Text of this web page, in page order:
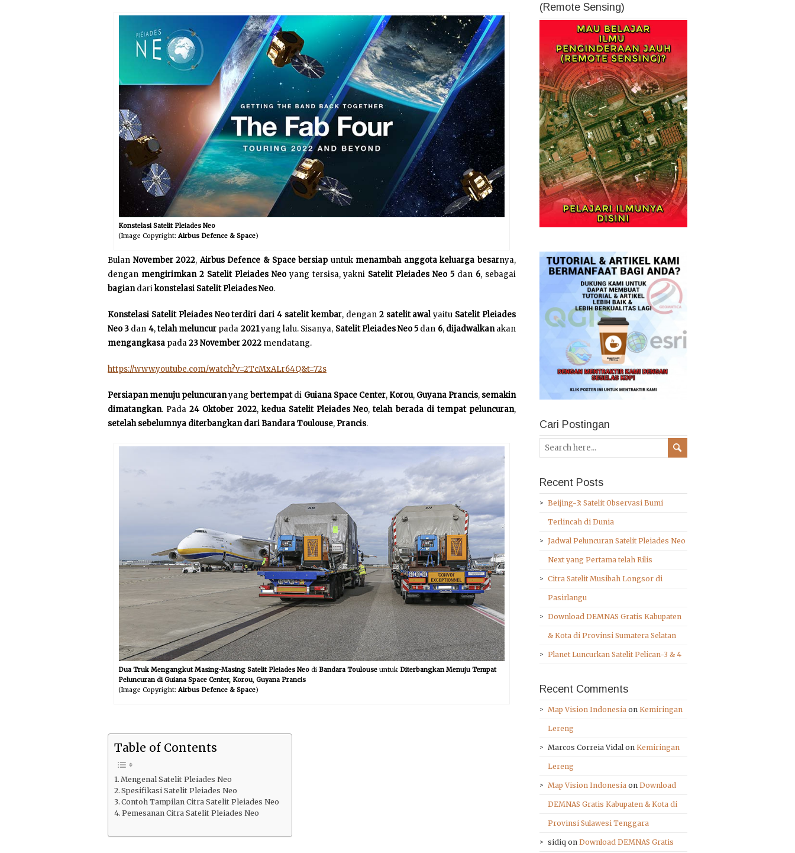
Konstelasi Satelit Pleiades Neo
(Image Copyright: Airbus Defence & Space)
Bulan November 2022, Airbus Defence & Space bersiap untuk menambah anggota keluarga besarnya,
dengan mengirimkan 2 Satelit Pleiades Neoyang tersisa, yakni Satelit Pleiades Neo 5 dan 6, sebagai
bagiandarikonstelasi Satelit Pleiades Neo.
Konstelasi Satelit Pleiades Neo terdiri dari 4 satelit kembar, dengan 2 satelit awalyaitu Satelit Pleiades
Neo 3 dan 4,telah meluncur pada 2021yang lalu. Sisanya, Satelit Pleiades Neo 5 dan 6, dijadwalkanakan
mengangkasa pada23 November 2022 mendatang.
https://www.youtube.com/watch?v=2TcMxALr64Q&t=72s
Persiapan menuju peluncuranyangbertempatdi Guiana Space Center, Korou, Guyana Prancis, semakin
dimatangkan. Pada24 Oktober 2022, kedua Satelit Pleiades Neo,telah berada di tempat peluncuran,
setelah sebelumnya diterbangkan dari Bandara Toulouse, Prancis.
Dua Truk Mengangkut Masing-Masing Satelit Pleiades Neo diBandara Toulouse untukDiterbangkan Menuju Tempat
Peluncuran di Guiana Space Center, Korou, Guyana Prancis
(Image Copyright: Airbus Defence & Space)
Table of Contents
Mengenal Satelit Pleiades Neo
Spesifikasi Satelit Pleiades Neo
Contoh Tampilan Citra Satelit Pleiades Neo
Pemesanan Citra Satelit Pleiades Neo
(Remote Sensing)
Cari Postingan
Recent Posts
Beijing-3: Satelit Observasi Bumi
Terlincah di Dunia
Jadwal Peluncuran Satelit Pleiades Neo
Next yang Pertama telah Rilis
Citra Satelit Musibah Longsor di
Pasirlangu
Download DEMNAS Gratis Kabupaten
& Kota di Provinsi Sumatera Selatan
Planet Luncurkan Satelit Pelican-3 & 4
Recent Comments
Map Vision Indonesia on Kemiringan
Lereng
Marcos Correia Vidal on Kemiringan
Lereng
Map Vision Indonesia on Download
DEMNAS Gratis Kabupaten & Kota di
Provinsi Sulawesi Tenggara
sidiq on Download DEMNAS Gratis